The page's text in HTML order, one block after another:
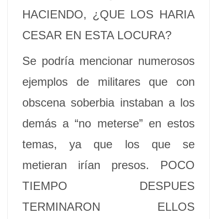
HACIENDO, ¿QUE LOS HARIA
CESAR EN ESTA LOCURA?
Se podría mencionar numerosos
ejemplos de militares que con
obscena soberbia instaban a los
demás a “no meterse” en estos
temas, ya que los que se
metieran irían presos. POCO
TIEMPO DESPUES
TERMINARON ELLOS